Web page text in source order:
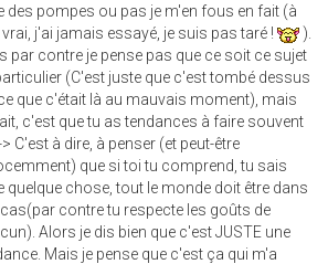
des pompes ou pas je m'en fous en fait (à
vrai, j'ai jamais essayé, je suis pas taré !
).
par contre je pense pas que ce soit ce sujet
(C'est juste que c'est tombé dessus
que c'était là au mauvais moment), mais
c'est que tu as tendances à faire souvent
> C'est à dire, à penser (et peut-être
que si toi tu comprend, tu sais
quelque chose, tout le monde doit être dans
contre tu respecte les goûts de
Alors je dis bien que c'est JUSTE une
Mais je pense que c'est ça qui m'a